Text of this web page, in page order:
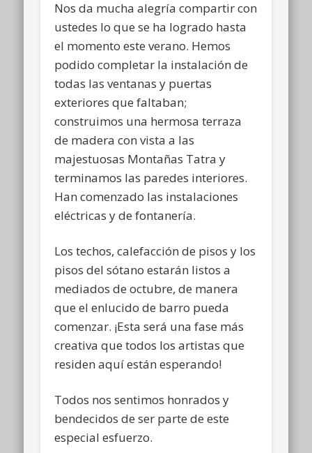
Nos da mucha alegría compartir con
ustedes lo que se ha logrado hasta
el momento este verano. Hemos
podido completar la instalación de
todas las ventanas y puertas
exteriores que faltaban;
construimos una hermosa terraza
de madera con vista a las
majestuosas Montañas Tatra y
terminamos las paredes interiores.
Han comenzado las instalaciones
eléctricas y de fontanería.
Los techos, calefacción de pisos y los
pisos del sótano estarán listos a
mediados de octubre, de manera
que el enlucido de barro pueda
comenzar. ¡Esta será una fase más
creativa que todos los artistas que
residen aquí están esperando!
Todos nos sentimos honrados y
bendecidos de ser parte de este
especial esfuerzo.